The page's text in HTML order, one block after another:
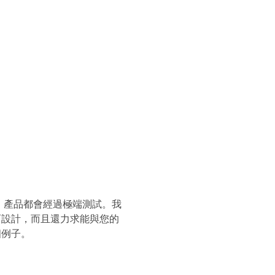
品都會經過極端測試。我
計，而且還力求能與您的
子。